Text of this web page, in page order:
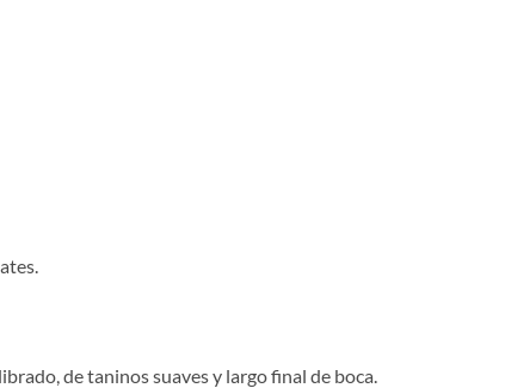
de taninos suaves y largo final de boca.